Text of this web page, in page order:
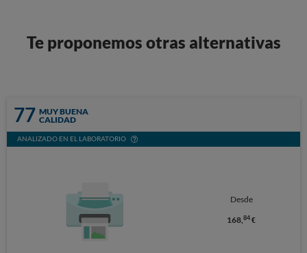
Te proponemos otras alternativas
77 MUY BUENA
CALIDAD
ANALIZADO EN EL LABORATORIO
Desde
168,84 €